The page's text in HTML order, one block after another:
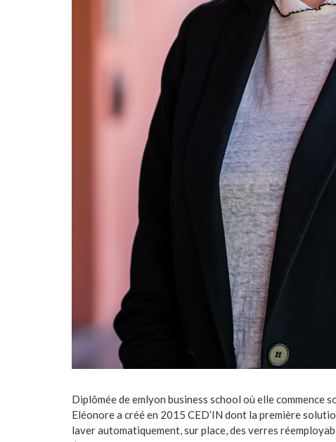
Diplômée de emlyon business school où elle commence
Eléonore a créé en 2015 CED’IN dont la première
laver automatiquement, sur place, des verres